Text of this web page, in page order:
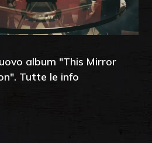
album "This Mirror
Tutte le info